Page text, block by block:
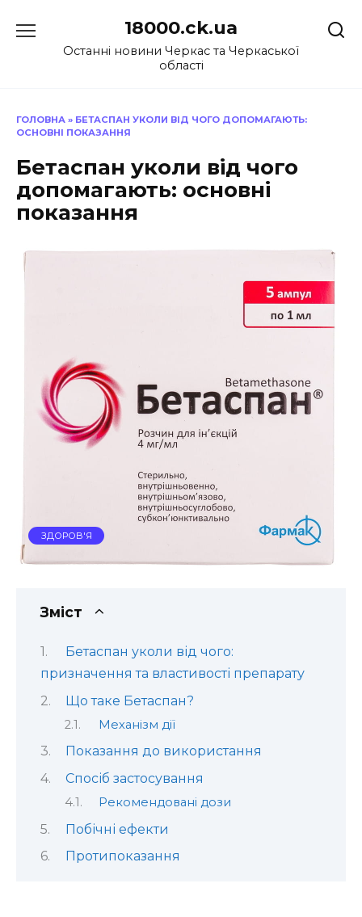
до
18000.ck.ua
Останні новини Черкас та Черкаської
області
ГОЛОВНА » БЕТАСПАН УКОЛИ ВІД ЧОГО ДОПОМАГАЮТЬ:
ОСНОВНІ ПОКАЗАННЯ
Бетаспан уколи від чого
допомагають: основні
показання
ЗДОРОВ'Я
Зміст
Бетаспан уколи від чого:
призначення та властивості препарату
Що таке Бетаспан?
Механізм дії
Показання до використання
Спосіб застосування
Рекомендовані дози
Побічні ефекти
Протипоказання